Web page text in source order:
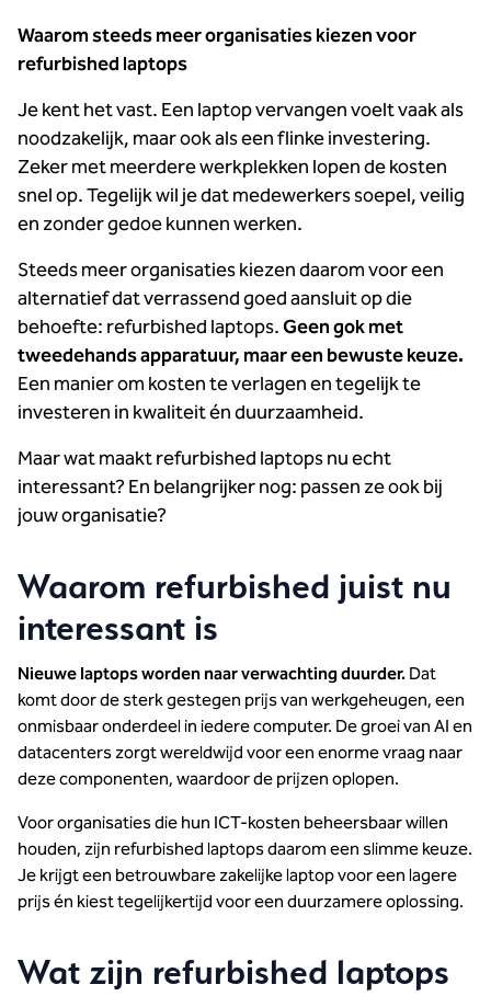
Waarom steeds meer organisaties kiezen voor
refurbished laptops
Je kent het vast. Een laptop vervangen voelt vaak als
noodzakelijk, maar ook als een flinke investering.
Zeker met meerdere werkplekken lopen de kosten
snel op. Tegelijk wil je dat medewerkers soepel, veilig
en zonder gedoe kunnen werken.
Steeds meer organisaties kiezen daarom voor een
alternatief dat verrassend goed aansluit op die
behoefte: refurbished laptops.Geen gok met
tweedehands apparatuur, maar een bewuste keuze.
Een manier om kosten te verlagen en tegelijk te
investeren in kwaliteit én duurzaamheid.
Maar wat maakt refurbished laptops nu echt
interessant? En belangrijker nog: passen ze ook bij
jouw organisatie?
Waarom refurbished juist nu
interessant is
Nieuwe laptops worden naar verwachting duurder. Dat
komt door de sterk gestegen prijs van werkgeheugen, een
onmisbaar onderdeel in iedere computer. De groei van AI en
datacenters zorgt wereldwijd voor een enorme vraag naar
deze componenten, waardoor de prijzen oplopen.
Voor organisaties die hun ICT-kosten beheersbaar willen
houden, zijn refurbished laptops daarom een slimme keuze.
Je krijgt een betrouwbare zakelijke laptop voor een lagere
prijs én kiest tegelijkertijd voor een duurzamere oplossing.
Wat zijn refurbished laptops